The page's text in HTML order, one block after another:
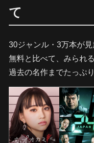
て
30ジャンル・3万本が見
無料と比べて、みられ
過去の名作までたっぷ